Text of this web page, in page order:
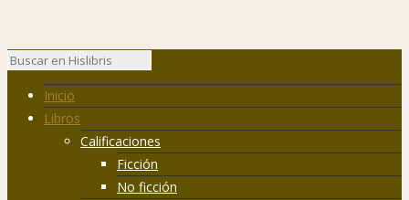
Inicio
Libros
Calificaciones
Ficción
No ficción